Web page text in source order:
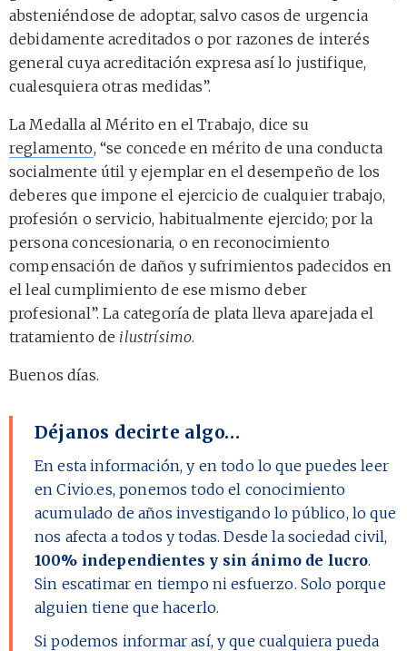
absteniéndose de adoptar, salvo casos de urgencia
debidamente acreditados o por razones de interés
general cuya acreditación expresa así lo justifique,
cualesquiera otras medidas”.
La Medalla al Mérito en el Trabajo, dice su
reglamento, “se concede en mérito de una conducta
socialmente útil y ejemplar en el desempeño de los
deberes que impone el ejercicio de cualquier trabajo,
profesión o servicio, habitualmente ejercido; por la
persona concesionaria, o en reconocimiento
compensación de daños y sufrimientos padecidos en
el leal cumplimiento de ese mismo deber
profesional”. La categoría de plata lleva aparejada el
tratamiento de ilustrísimo.
Buenos días.
Déjanos decirte algo…
En esta información, y en todo lo que puedes leer
en Civio.es, ponemos todo el conocimiento
acumulado de años investigando lo público, lo que
nos afecta a todos y todas. Desde la sociedad civil,
100% independientes y sin ánimo de lucro.
Sin escatimar en tiempo ni esfuerzo. Solo porque
alguien tiene que hacerlo.
Si podemos informar así, y que cualquiera pueda